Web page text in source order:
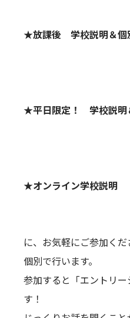
★放課後 学校説明＆個
★平日限定！ 学校説明
★オンライン学校説明
に、お気軽にご参加くだ
個別で行います。
参加すると「エントリ
す！